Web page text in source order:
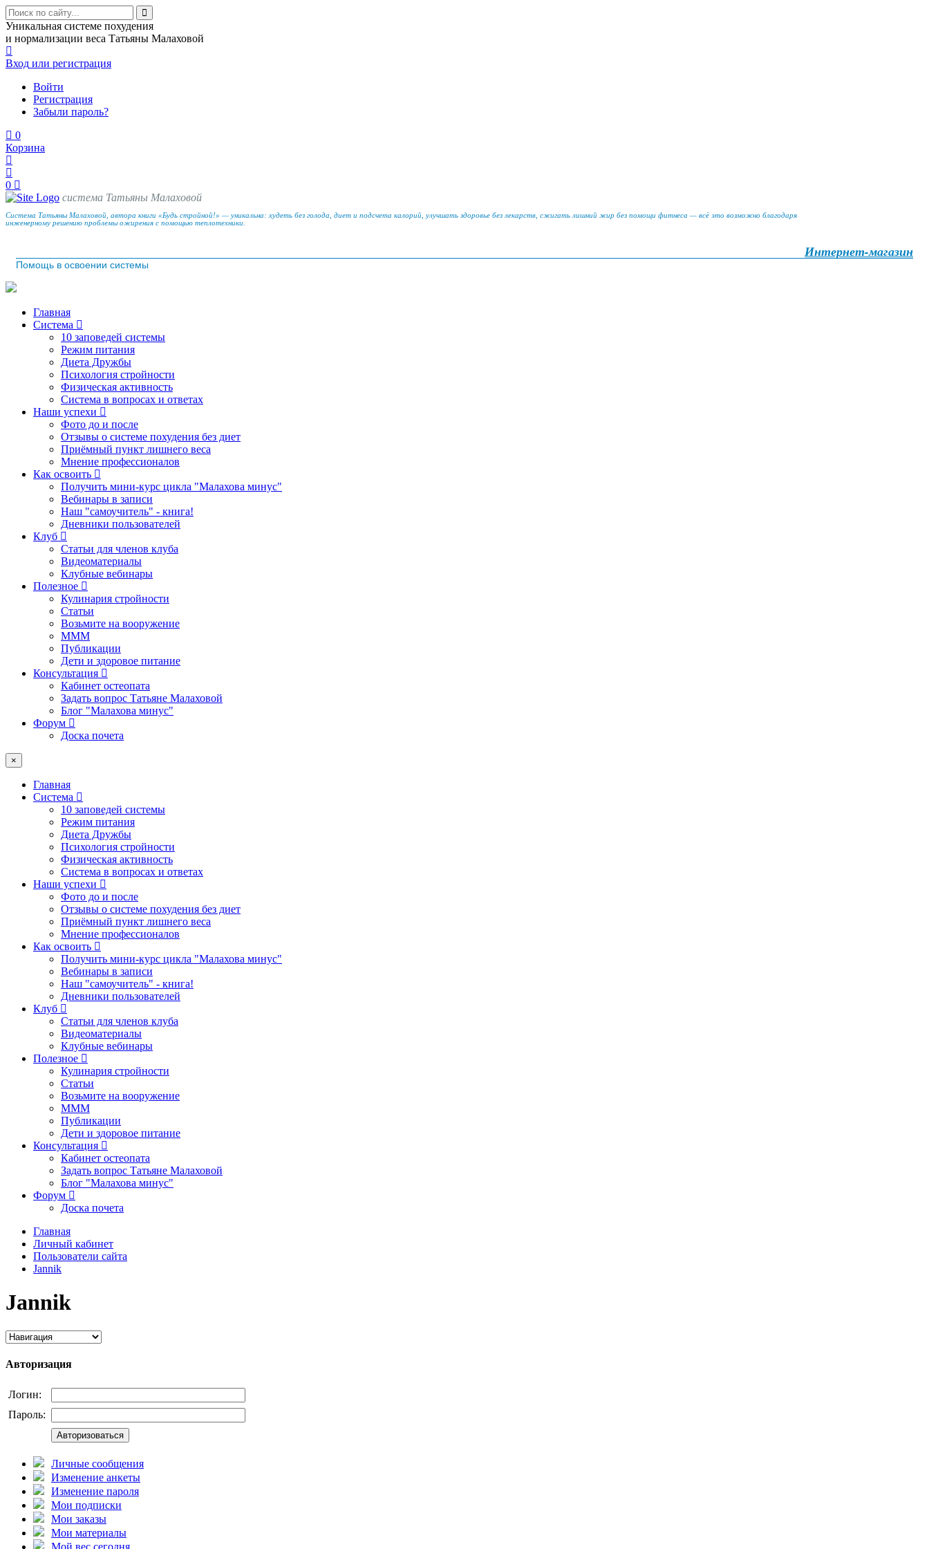
Уникальная системе похудения
и нормализации веса Татьяны Малаховой
Вход или регистрация
Войти
Регистрация
Забыли пароль?
0
Корзина
0
система Татьяны Малаховой
Система Татьяны Малаховой, автора книги «Будь стройной!» — уникальна: худеть без голода, диет и подсчета калорий, улучшать здоровье без лекарств, сжигать лишний жир без помощи фитнеса — всё это возможно благодаря
инженерному решению проблемы ожирения с помощью теплотехники.
Интернет-магазин
Помощь в освоении системы
Главная
Система
10 заповедей системы
Режим питания
Диета Дружбы
Психология стройности
Физическая активность
Система в вопросах и ответах
Наши успехи
Фото до и после
Отзывы о системе похудения без диет
Приёмный пункт лишнего веса
Мнение профессионалов
Как освоить
Получить мини-курс цикла "Малахова минус"
Вебинары в записи
Наш "самоучитель" - книга!
Дневники пользователей
Клуб
Статьи для членов клуба
Видеоматериалы
Клубные вебинары
Полезное
Кулинария стройности
Статьи
Возьмите на вооружение
МММ
Публикации
Дети и здоровое питание
Консультация
Кабинет остеопата
Задать вопрос Татьяне Малаховой
Блог "Малахова минус"
Форум
Доска почета
×
Главная
Система
10 заповедей системы
Режим питания
Диета Дружбы
Психология стройности
Физическая активность
Система в вопросах и ответах
Наши успехи
Фото до и после
Отзывы о системе похудения без диет
Приёмный пункт лишнего веса
Мнение профессионалов
Как освоить
Получить мини-курс цикла "Малахова минус"
Вебинары в записи
Наш "самоучитель" - книга!
Дневники пользователей
Клуб
Статьи для членов клуба
Видеоматериалы
Клубные вебинары
Полезное
Кулинария стройности
Статьи
Возьмите на вооружение
МММ
Публикации
Дети и здоровое питание
Консультация
Кабинет остеопата
Задать вопрос Татьяне Малаховой
Блог "Малахова минус"
Форум
Доска почета
Главная
Личный кабинет
Пользователи сайта
Jannik
Jannik
Авторизация
Логин:
Пароль:
Авторизоваться
Личные сообщения
Изменение анкеты
Изменение пароля
Мои подписки
Мои заказы
Мои материалы